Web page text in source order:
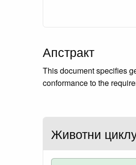
Апстракт
This document specifies
conformance to the
Животни